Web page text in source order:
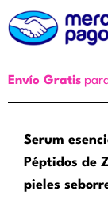
Envío Gratis
Serum
Péptidos de
pieles